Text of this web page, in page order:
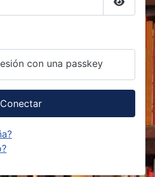
con una passkey
Conectar